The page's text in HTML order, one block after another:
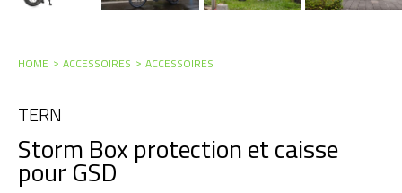
HOME ACCESSOIRES ACCESSOIRES
TERN
Storm Box protection et caisse
pour GSD